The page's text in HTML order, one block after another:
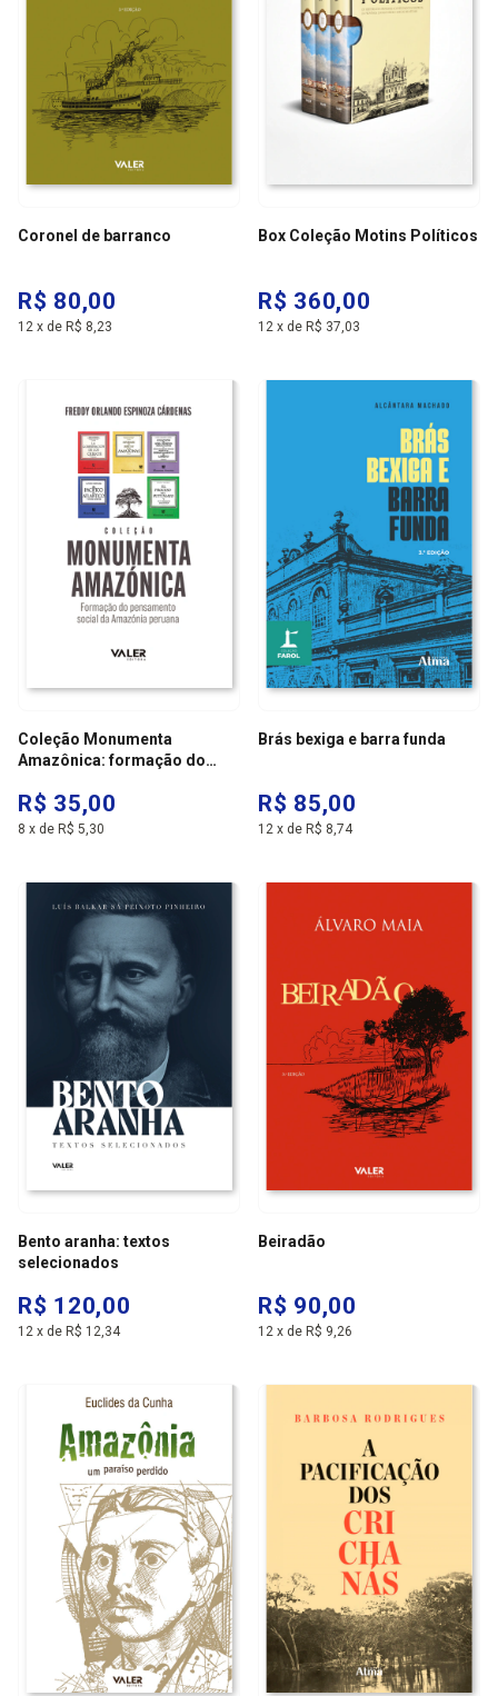
Coronel de barranco
R$ 80,00
12 x de R$ 8,23
Box Coleção Motins Políticos
R$ 360,00
12 x de R$ 37,03
Coleção Monumenta
Amazônica: formação do
Amazônia peruana
R$ 35,00
8 x de R$ 5,30
Brás bexiga e barra funda
R$ 85,00
12 x de R$ 8,74
Bento aranha: textos
selecionados
R$ 120,00
12 x de R$ 12,34
Beiradão
R$ 90,00
12 x de R$ 9,26